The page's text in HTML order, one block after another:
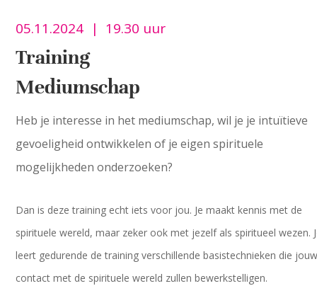
05.11.2024 | 19.30 uur
Training
Mediumschap
Heb je interesse in het mediumschap, wil je je intuïtieve
gevoeligheid ontwikkelen of je eigen spirituele
mogelijkheden onderzoeken?
Dan is deze training echt iets voor jou. ​Je maakt kennis met de
spirituele wereld, maar zeker ook met jezelf als spiritueel wezen.
leert gedurende de training verschillende basistechnieken die
contact met de spirituele wereld zullen bewerkstelligen.